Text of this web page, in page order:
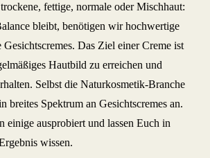
fettige, normale oder Mischhaut:
bleibt, benötigen wir hochwertige
Das Ziel einer Creme ist
Hautbild zu erreichen und
Selbst die Naturkosmetik-Branche
breites Spektrum an Gesichtscremes an.
einige ausprobiert und lassen Euch in
wissen.